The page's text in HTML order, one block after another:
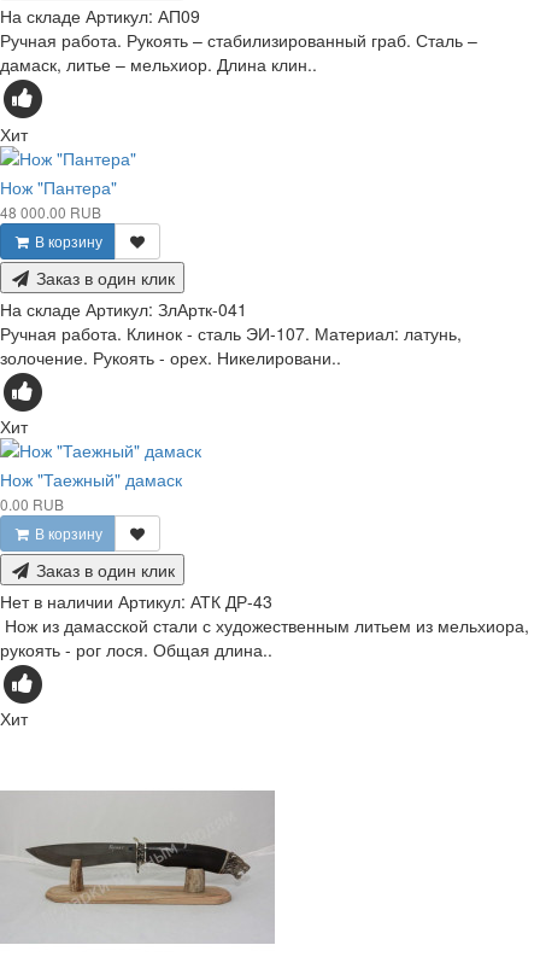
На складе Артикул: АП09
Ручная работа. Рукоять – стабилизированный граб. Сталь –
дамаск, литье – мельхиор. Длина клин..
Хит
Нож "Пантера"
48 000.00 RUB
В корзину
Заказ в один клик
На складе Артикул: ЗлАртк-041
Ручная работа. Клинок - сталь ЭИ-107. Материал: латунь,
золочение. Рукоять - орех. Никелировани..
Хит
Нож "Таежный" дамаск
0.00 RUB
В корзину
Заказ в один клик
Нет в наличии Артикул: АТК ДР-43
Нож из дамасской стали с художественным литьем из мельхиора,
рукоять - рог лося. Общая длина..
Хит